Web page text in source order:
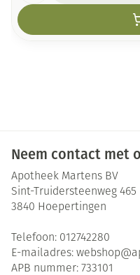
Neem contact met
Apotheek Martens BV
Sint-Truidersteenweg 465
3840 Hoepertingen
Telefoon: 012742280
E-mailadres: webshop@
APB nummer: 733101